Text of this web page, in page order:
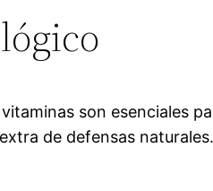
vitaminas son esenciales
de defensas